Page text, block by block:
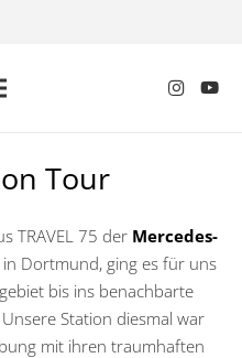
Tour
TRAVEL 75 der Mercedes-
in Dortmund, ging es für uns
bis ins benachbarte
Station diesmal war
mit ihren traumhaften